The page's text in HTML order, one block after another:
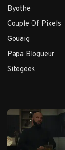
Byothe
Couple Of Pixels
Gouaig
Papa Blogueur
Sitegeek